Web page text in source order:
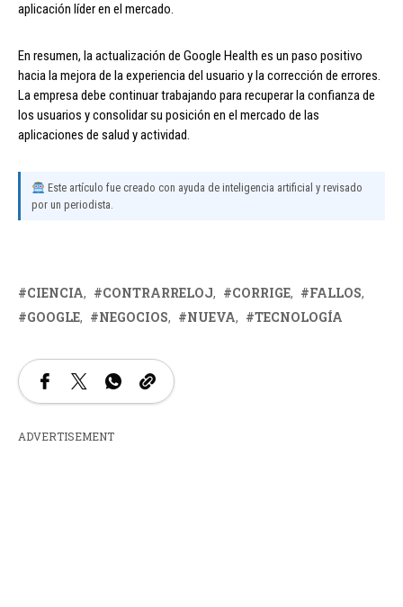
aplicación líder en el mercado.
En resumen, la actualización de Google Health es un paso positivo
hacia la mejora de la experiencia del usuario y la corrección de errores.
La empresa debe continuar trabajando para recuperar la confianza de
los usuarios y consolidar su posición en el mercado de las
aplicaciones de salud y actividad.
Este artículo fue creado con ayuda de inteligencia artificial y revisado
por un periodista.
CIENCIA CONTRARRELOJ CORRIGE
FALLOS
GOOGLE
NEGOCIOS NUEVA TECNOLOGÍA
ADVERTISEMENT